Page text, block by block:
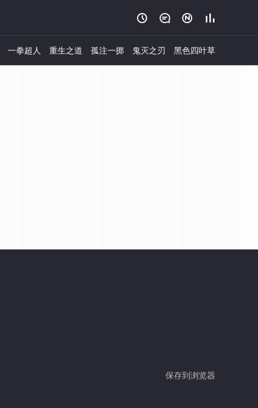
   
一拳超人 重生之道 孤注一掷 鬼灭之刃 黑色四叶草
保存到浏览器